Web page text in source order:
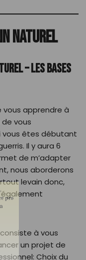
NATUREL
– LES BASES
apprendre à
vous
vous êtes débutant
Il y aura 6
de m’adapter
nous aborderons
levain donc,
également
à vous
un projet de
Choix du
levain